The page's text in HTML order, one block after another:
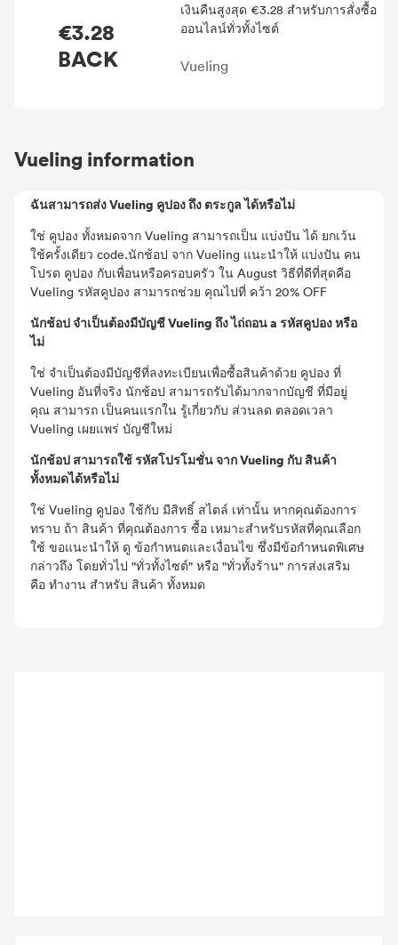
€3.28
BACK
เงินคืนสูงสุด €3.28 สำหรับการสั่งซื้อ
ออนไลน์ทั่วทั้งไซต์
Vueling
Vueling information
ฉันสามารถส่ง Vueling คูปอง ถึง ตระกูล ได้หรือไม่
ใช่ คูปอง ทั้งหมดจาก Vueling สามารถเป็น แบ่งปัน ได้ ยกเว้น
ใช้ครั้งเดียว code.นักช้อป จาก Vueling แนะนำให้ แบ่งปัน คน
โปรด คูปอง กับเพื่อนหรือครอบครัว ใน August วิธีที่ดีที่สุดคือ
Vueling รหัสคูปอง สามารถช่วย คุณไปที่ คว้า 20% OFF
นักช้อป จำเป็นต้องมีบัญชี Vueling ถึง ไถ่ถอน a รหัสคูปอง หรือ
ไม่
ใช่ จำเป็นต้องมีบัญชีที่ลงทะเบียนเพื่อซื้อสินค้าด้วย คูปอง ที่
Vueling อันที่จริง นักช้อป สามารถรับได้มากจากบัญชี ที่มีอยู่
คุณ สามารถ เป็นคนแรกใน รู้เกี่ยวกับ ส่วนลด ตลอดเวลา
Vueling เผยแพร่ บัญชีใหม่
นักช้อป สามารถใช้ รหัสโปรโมชั่น จาก Vueling กับ สินค้า
ทั้งหมดได้หรือไม่
ใช่ Vueling คูปอง ใช้กับ มีสิทธิ์ สไตล์ เท่านั้น หากคุณต้องการ
ทราบ ถ้า สินค้า ที่คุณต้องการ ซื้อ เหมาะสำหรับรหัสที่คุณเลือก
ใช้ ขอแนะนำให้ ดู ข้อกำหนดและเงื่อนไข ซึ่งมีข้อกำหนดพิเศษ
กล่าวถึง โดยทั่วไป "ทั่วทั้งไซต์" หรือ "ทั่วทั้งร้าน" การส่งเสริม
คือ ทำงาน สำหรับ สินค้า ทั้งหมด